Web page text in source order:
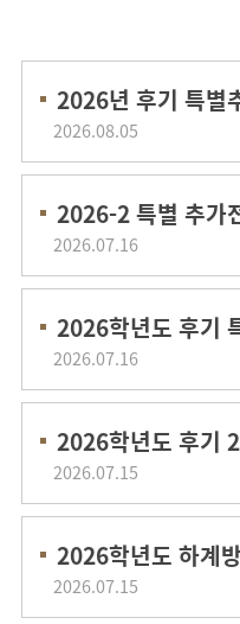
2026.08.05
2026-2 특별 추가
2026.07.16
2026.07.16
2026.07.15
2026.07.15